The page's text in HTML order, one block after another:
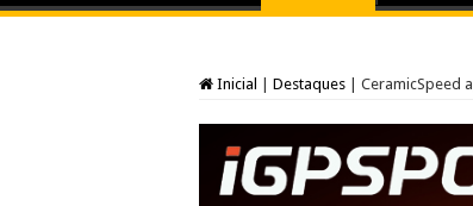
Inicial Destaques CeramicSpeed